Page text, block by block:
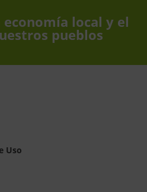
local y el
pueblos
Uso